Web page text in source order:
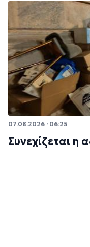
07.08.2026 · 06:25
Συνεχίζεται η